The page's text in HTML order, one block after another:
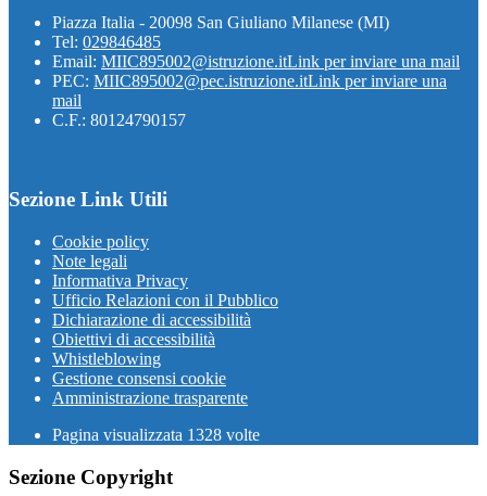
Piazza Italia - 20098 San Giuliano Milanese (MI)
Tel: 029846485
Email: MIIC895002@istruzione.itLink per inviare una mail
PEC: MIIC895002@pec.istruzione.itLink per inviare una
mail
C.F.: 80124790157
Sezione Link Utili
Cookie policy
Note legali
Informativa Privacy
Ufficio Relazioni con il Pubblico
Dichiarazione di accessibilità
Obiettivi di accessibilità
Whistleblowing
Gestione consensi cookie
Amministrazione trasparente
Pagina visualizzata 1328 volte
Sezione Copyright